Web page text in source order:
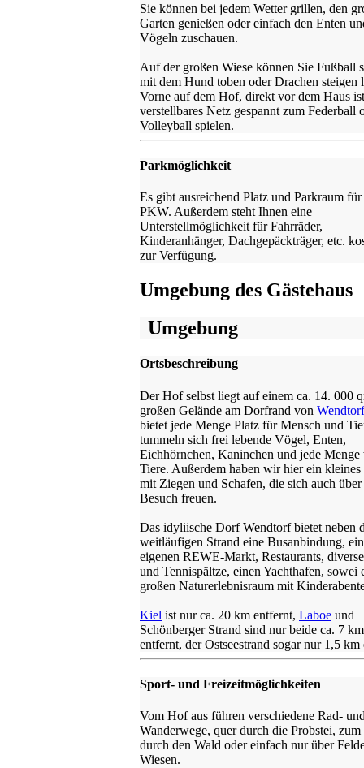
Sie können bei jedem Wetter grillen, den
Garten genießen oder einfach den Enten
Vögeln zuschauen.
Auf der großen Wiese können Sie Fußball
mit dem Hund toben oder Drachen steigen
Vorne auf dem Hof, direkt vor dem Haus
verstellbares Netz gespannt zum Federball
Volleyball spielen.
Parkmöglichkeit
Es gibt ausreichend Platz und Parkraum
PKW. Außerdem steht Ihnen eine
Unterstellmöglichkeit für Fahrräder,
Kinderanhänger, Dachgepäckträger, etc.
zur Verfügung.
Umgebung des Gästehaus
Umgebung
Ortsbeschreibung
Der Hof selbst liegt auf einem ca. 14. 000
großen Gelände am Dorfrand von Wendtorf
bietet jede Menge Platz für Mensch und
tummeln sich frei lebende Vögel, Enten,
Eichhörnchen, Kaninchen und jede Menge
Tiere. Außerdem haben wir hier ein kleines
mit Ziegen und Schafen, die sich auch über
Besuch freuen.
Das idyliische Dorf Wendtorf bietet neben
weitläufigen Strand eine Busanbindung,
eigenen REWE-Markt, Restaurants,
und Tennispältze, einen Yachthafen, sowei
großen Naturerlebnisraum mit
Kiel ist nur ca. 20 km entfernt, Laboe und
Schönberger Strand sind nur beide ca. 7 km
entfernt, der Ostseestrand sogar nur 1,5 km
Sport- und Freizeitmöglichkeiten
Vom Hof aus führen verschiedene Rad-
Wanderwege, quer durch die Probstei, zum
durch den Wald oder einfach nur über
Wiesen.